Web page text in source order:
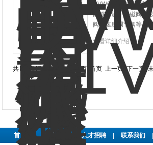
DVW6CNJP30派克
能够保证。电磁阀有
阀、速度调节阀等。
查看详细介绍
共 20 条记录，当前 1 / 2 页 首页 上一页下一页
首 页 | 关于公司 人才招聘 联系我们